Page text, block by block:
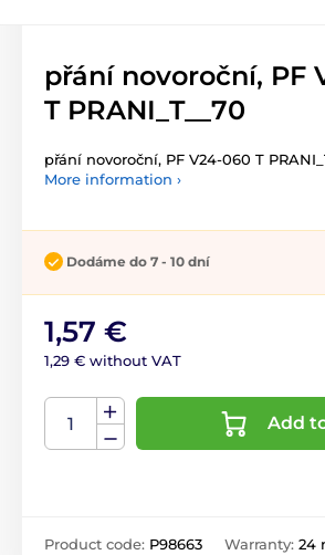
přání novoroční, PF
T PRANI_T__70
přání novoroční, PF V24-060 T
More information ›
Dodáme do 7 - 10 dní
1,57 €
1,29 € without VAT
Add
Product code: P98663 Warranty: 24